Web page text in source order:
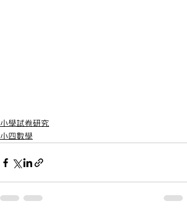
小學試卷研究
小四數學